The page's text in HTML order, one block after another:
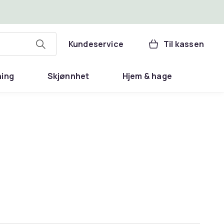
Kundeservice Til kassen
Skjønnhet Hjem & hage